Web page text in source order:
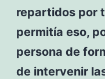
repartidos por
permitía eso,
persona de
de intervenir